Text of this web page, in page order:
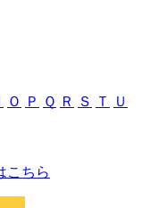
Ｏ Ｐ Ｑ Ｒ Ｓ Ｔ
Ｕ
こちら